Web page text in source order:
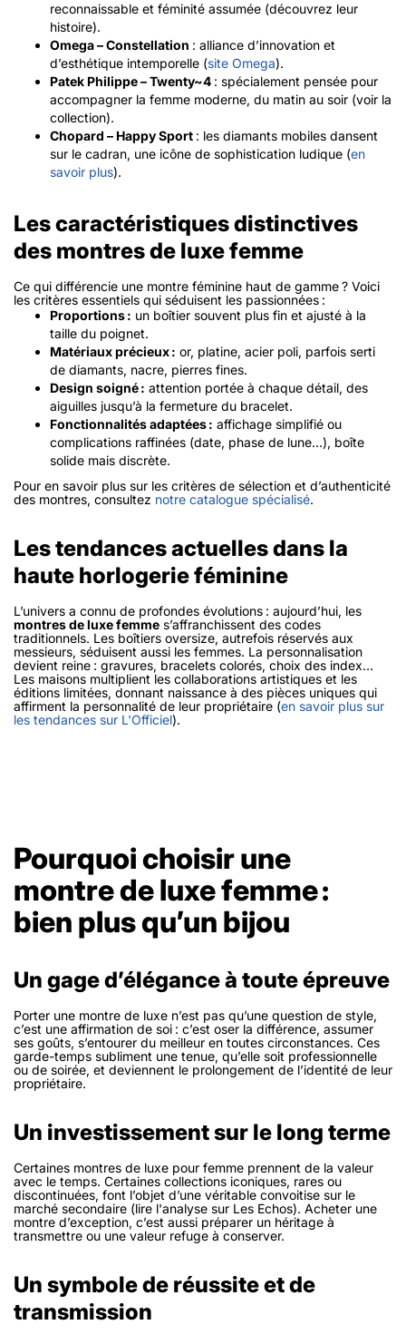
reconnaissable et féminité assumée (découvrez leur
histoire).
Omega – Constellation : alliance d’innovation et
d’esthétique intemporelle (site Omega).
Patek Philippe – Twenty~4 : spécialement pensée pour
accompagner la femme moderne, du matin au soir (voir la
collection).
Chopard – Happy Sport : les diamants mobiles dansent
sur le cadran, une icône de sophistication ludique (en
savoir plus).
Les caractéristiques distinctives
des montres de luxe femme
Ce qui différencie une montre féminine haut de gamme ? Voici
les critères essentiels qui séduisent les passionnées :
Proportions : un boîtier souvent plus fin et ajusté à la
taille du poignet.
Matériaux précieux : or, platine, acier poli, parfois serti
de diamants, nacre, pierres fines.
Design soigné : attention portée à chaque détail, des
aiguilles jusqu’à la fermeture du bracelet.
Fonctionnalités adaptées : affichage simplifié ou
complications raffinées (date, phase de lune…), boîte
solide mais discrète.
Pour en savoir plus sur les critères de sélection et d’authenticité
des montres, consultez notre catalogue spécialisé.
Les tendances actuelles dans la
haute horlogerie féminine
L’univers a connu de profondes évolutions : aujourd’hui, les
montres de luxe femme s’affranchissent des codes
traditionnels. Les boîtiers oversize, autrefois réservés aux
messieurs, séduisent aussi les femmes. La personnalisation
devient reine : gravures, bracelets colorés, choix des index…
Les maisons multiplient les collaborations artistiques et les
éditions limitées, donnant naissance à des pièces uniques qui
affirment la personnalité de leur propriétaire (en savoir plus sur
les tendances sur L'Officiel).
Pourquoi choisir une
montre de luxe femme :
bien plus qu’un bijou
Un gage d’élégance à toute épreuve
Porter une montre de luxe n’est pas qu’une question de style,
c’est une affirmation de soi : c’est oser la différence, assumer
ses goûts, s’entourer du meilleur en toutes circonstances. Ces
garde-temps subliment une tenue, qu’elle soit professionnelle
ou de soirée, et deviennent le prolongement de l’identité de leur
propriétaire.
Un investissement sur le long terme
Certaines montres de luxe pour femme prennent de la valeur
avec le temps. Certaines collections iconiques, rares ou
discontinuées, font l’objet d’une véritable convoitise sur le
marché secondaire (lire l'analyse sur Les Echos). Acheter une
montre d’exception, c’est aussi préparer un héritage à
transmettre ou une valeur refuge à conserver.
Un symbole de réussite et de
transmission